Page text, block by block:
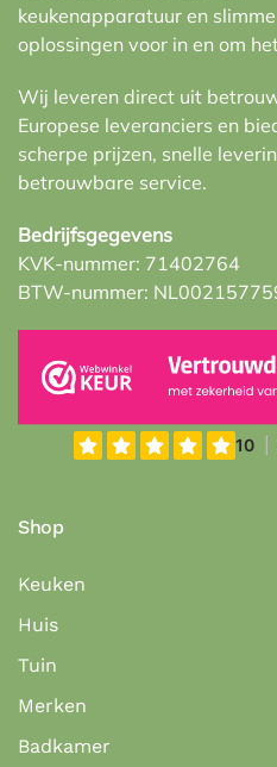
keukenapparatuur en slimme
oplossingen voor in en om
Wij leveren direct uit
Europese leveranciers en
scherpe prijzen, snelle
betrouwbare service.
Bedrijfsgegevens
KVK-nummer: 71402764
BTW-nummer:
Shop
Keuken
Huis
Tuin
Merken
Badkamer